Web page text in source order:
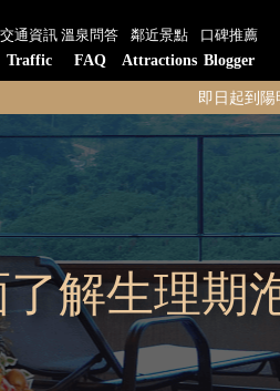
交通資訊
Traffic
溫泉問答
FAQ
鄰近景點
Attractions
口碑推薦
Blogger
即日起到陽明山水-陽明
解生理期